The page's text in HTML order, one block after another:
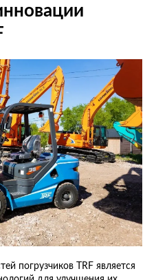
погрузчиков TRF является